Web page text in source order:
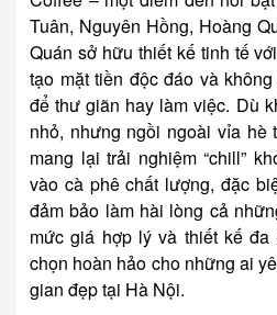
Tuân, Nguyên Hồng, Hoàng
Quán sở hữu thiết kế tinh tế
tạo mặt tiền độc đáo và
để thư giãn hay làm việc. Dù
nhỏ, nhưng ngồi ngoài vỉa hè
mang lại trải nghiệm “chill”
vào cà phê chất lượng, đặc
đảm bảo làm hài lòng cả
mức giá hợp lý và thiết kế
chọn hoàn hảo cho những ai
gian đẹp tại Hà Nội.